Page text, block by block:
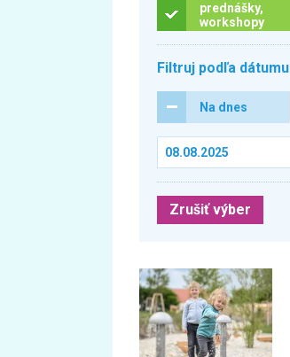
prednášky,
workshopy
Filtruj podľa dátumu
Na dnes
Zrušiť výber